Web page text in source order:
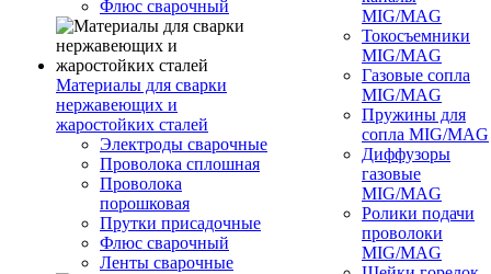
Флюс сварочный
Материалы для сварки
нержавеющих и
жаростойких сталей
Электроды сварочные
Проволока сплошная
Проволока
порошковая
Прутки присадочные
Флюс сварочный
Ленты сварочные
MIG/MAG
Токосъемники
MIG/MAG
Газовые сопла
MIG/MAG
Пружины для
сопла MIG/MAG
Диффузоры
газовые
MIG/MAG
Ролики подачи
проволоки
MIG/MAG